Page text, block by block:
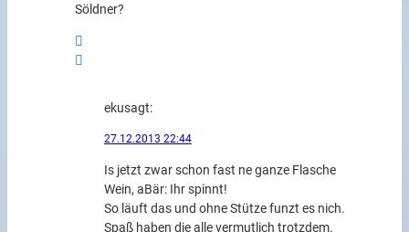
Söldner?
ekusagt:
27.12.2013 22:44
Is jetzt zwar schon fast ne ganze Flasche
Wein, aBär: Ihr spinnt!
So läuft das und ohne Stütze funzt es nich.
Spaß haben die alle vermutlich trotzdem.